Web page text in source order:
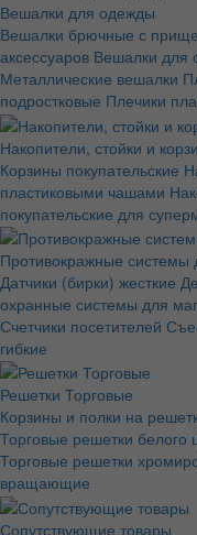
Вешалки для одежды
Вешалки брючные с
аксессуаров Вешалки для
Металлические вешалки
подростковые Плечики
Накопители, стойки и
Корзины покупательские
пластиковыми чашами
покупательские для
Противокражные системы
Датчики (бирки) жесткие
охранные системы для
Счетчики посетителей
гибкие
Решетки Торговые
Корзины и полки на
Торговые решетки белого
Торговые решетки
вращающие
Сопутствующие товары